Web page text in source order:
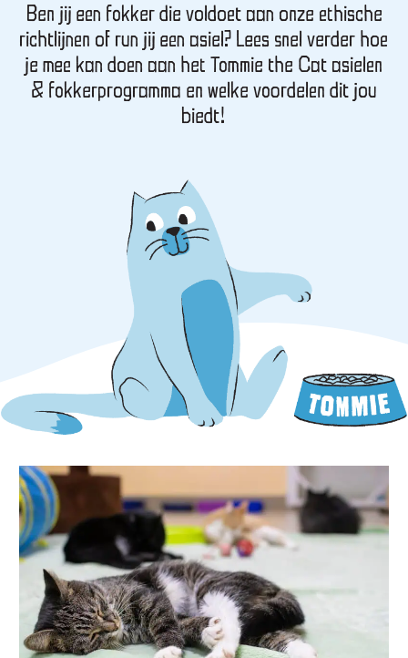
Ben jij een fokker die voldoet aan onze ethische
richtlijnen of run jij een asiel? Lees snel verder hoe
je mee kan doen aan het Tommie the Cat asielen
& fokkerprogramma en welke voordelen dit jou
biedt!